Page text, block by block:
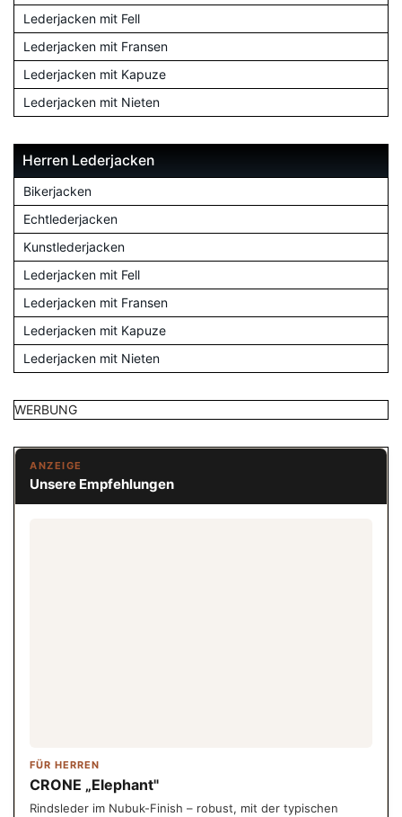
Lederjacken mit Fell
Lederjacken mit Fransen
Lederjacken mit Kapuze
Lederjacken mit Nieten
Herren Lederjacken
Bikerjacken
Echtlederjacken
Kunstlederjacken
Lederjacken mit Fell
Lederjacken mit Fransen
Lederjacken mit Kapuze
Lederjacken mit Nieten
WERBUNG
ANZEIGE
Unsere Empfehlungen
FÜR HERREN
CRONE „Elephant"
Rindsleder im Nubuk-Finish – robust, mit der typischen